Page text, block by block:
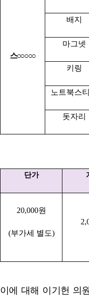
스○○○○○
배지
마그넷
키링
노트북스
돗자리
단가
20,000원
(부가세 별도)
이에 대해 이기헌 의